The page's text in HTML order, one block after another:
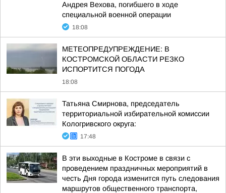
Андрея Вехова, погибшего в ходе
специальной военной операции
18:08
МЕТЕОПРЕДУПРЕЖДЕНИЕ: В
КОСТРОМСКОЙ ОБЛАСТИ РЕЗКО
ИСПОРТИТСЯ ПОГОДА
18:08
Татьяна Смирнова, председатель
территориальной избирательной комиссии
Кологривского округа:
17:48
В эти выходные в Костроме в связи с
проведением праздничных мероприятий в
честь Дня города изменится путь следования
маршрутов общественного транспорта,